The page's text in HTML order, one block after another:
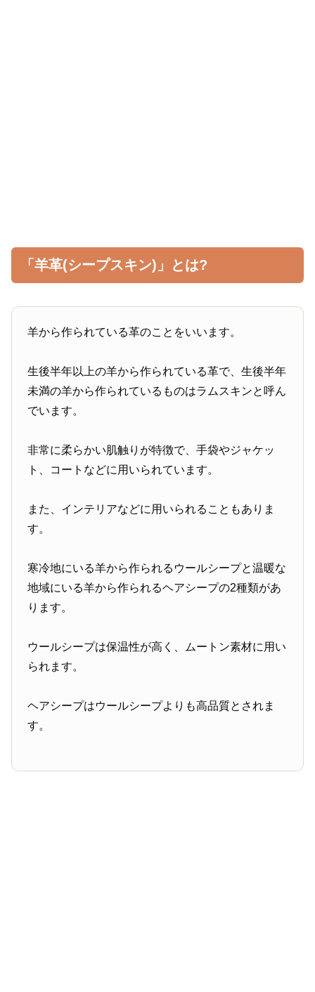
「羊革(シープスキン)」とは?
羊から作られている革のことをいいます。
生後半年以上の羊から作られている革で、生後半年
未満の羊から作られているものはラムスキンと呼ん
でいます。
非常に柔らかい肌触りが特徴で、手袋やジャケッ
ト、コートなどに用いられています。
また、インテリアなどに用いられることもありま
す。
寒冷地にいる羊から作られるウールシープと温暖な
地域にいる羊から作られるヘアシープの2種類があ
ります。
ウールシープは保温性が高く、ムートン素材に用い
られます。
ヘアシープはウールシープよりも高品質とされま
す。